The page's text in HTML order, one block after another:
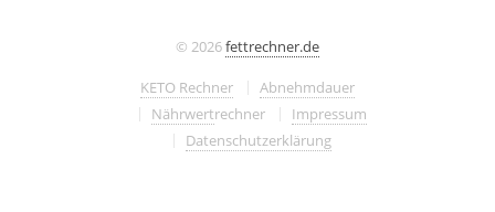
© 2026fettrechner.de
KETO Rechner
Abnehmdauer
Nährwertrechner
Impressum
Datenschutzerklärung